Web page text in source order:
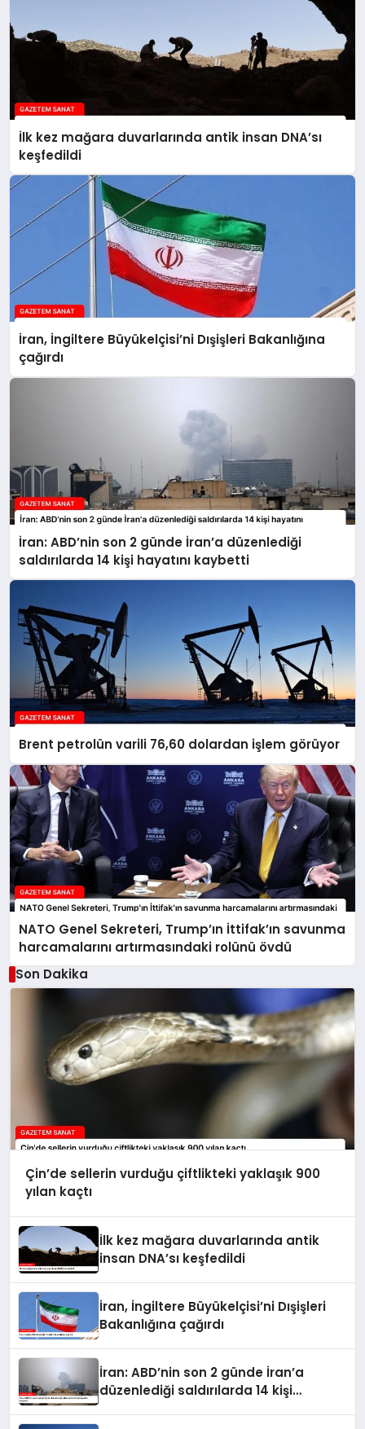
İlk kez mağara duvarlarında antik insan DNA’sı
keşfedildi
İran, İngiltere Büyükelçisi’ni Dışişleri Bakanlığına
çağırdı
İran: ABD’nin son 2 günde İran’a düzenlediği
saldırılarda 14 kişi hayatını kaybetti
Brent petrolün varili 76,60 dolardan işlem görüyor
NATO Genel Sekreteri, Trump’ın İttifak’ın savunma
harcamalarını artırmasındaki rolünü övdü
Son Dakika
Çin’de sellerin vurduğu çiftlikteki yaklaşık 900
yılan kaçtı
İlk kez mağara duvarlarında antik
insan DNA’sı keşfedildi
İran, İngiltere Büyükelçisi’ni Dışişleri
Bakanlığına çağırdı
İran: ABD’nin son 2 günde İran’a
düzenlediği saldırılarda 14 kişi